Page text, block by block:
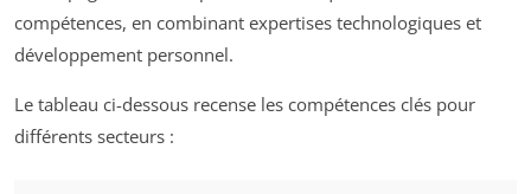
compétences, en combinant expertises technologiques et
développement personnel.
Le tableau ci-dessous recense les compétences clés pour
différents secteurs :